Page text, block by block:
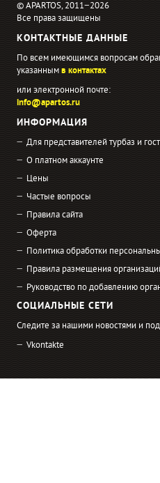
© APARTOS, 2011−2026
Все права защищены
КОНТАКТНЫЕ ДАННЫЕ
По всем имеющимся вопросам
указаннымв контактах
или электронной почте:
info@apartos.ru
ИНФОРМАЦИЯ
Для представителей турбаз и
О платном аккаунте
Цены
Частые вопросы
Правила сайта
Оферта
Политика обработки
Правила размещения
Руководство по добавлению
СОЦИАЛЬНЫЕ СЕТИ
Следите за нашими новостями и
Vkontakte